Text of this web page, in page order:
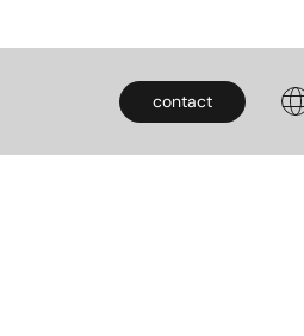
contact